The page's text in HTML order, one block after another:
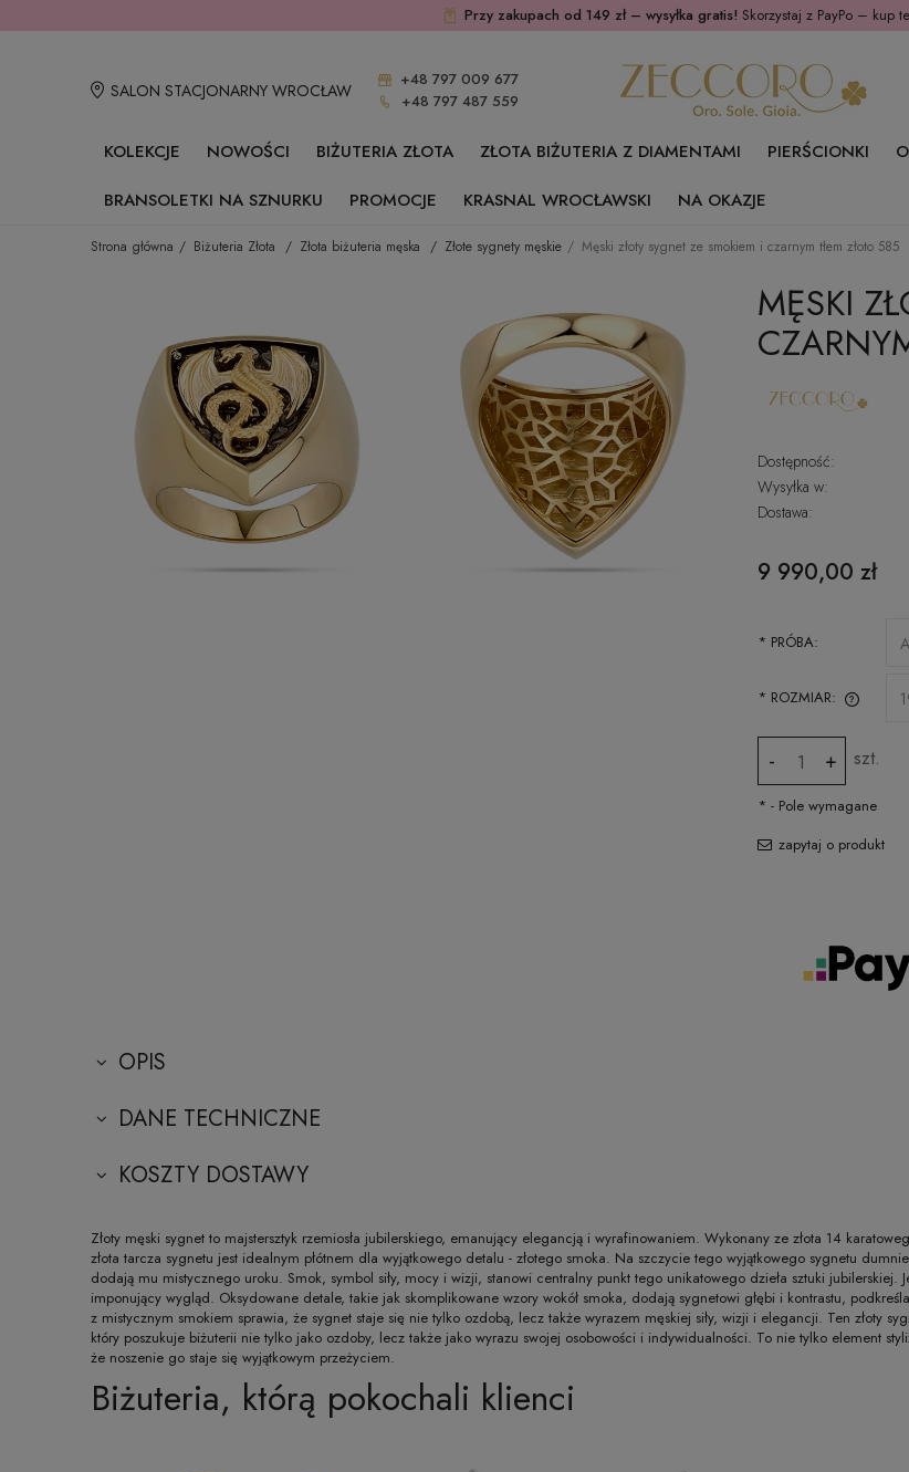
Przy zakupach od 149 zł – wysyłka gratis! Skorzystaj z PayPo – kup
SALON STACJONARNY WROCŁAW
+48 797 009 677
+48 797 487 559
KOLEKCJE NOWOŚCI BIŻUTERIA ZŁOTA ZŁOTA BIŻUTERIA Z DIAMENTAMI PIERŚCIONKI
BRANSOLETKI NA SZNURKU
PROMOCJE KRASNAL WROCŁAWSKI NA OKAZJE
Strona główna Biżuteria Złota Złota biżuteria męska Złote sygnety męskie Męski złoty sygnet ze smokiem i czarnym tłem złoto 585
MĘSKI
Dostępność:
Wysyłka w:
Dostawa:
CENA NIE ZAWIERA
KOSZTÓW PŁATNOŚCI
9 990,00 zł
* PRÓBA:
* ROZMIAR:
- + szt.
* - Pole wymagane
zapytaj o produkt
OPIS
DANE TECHNICZNE
KOSZTY DOSTAWY
Złoty męski sygnet to majstersztyk rzemiosła jubilerskiego, emanujący elegancją i wyrafinowaniem. Wykonany ze złota 14
złota tarcza sygnetu jest idealnym płótnem dla wyjątkowego detalu - złotego smoka. Na szczycie tego wyjątkowego sygnetu
dodają mu mistycznego uroku. Smok, symbol siły, mocy i wizji, stanowi centralny punkt tego unikatowego dzieła sztuki jubilerskiej.
imponujący wygląd. Oksydowane detale, takie jak skomplikowane wzory wokół smoka, dodają sygnetowi głębi i kontrastu,
z mistycznym smokiem sprawia, że sygnet staje się nie tylko ozdobą, lecz także wyrazem męskiej siły, wizji i elegancji. Ten złoty
który poszukuje biżuterii nie tylko jako ozdoby, lecz także jako wyrazu swojej osobowości i indywidualności. To nie tylko element
że noszenie go staje się wyjątkowym przeżyciem.
Biżuteria, którą pokochali klienci